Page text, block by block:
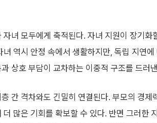
녀 모두에게 축적된다. 자녀 지원이 장기화
녀 역시 안정 속에서 생활하지만, 독립 지연
상호 부담이 교차하는 이중적 구조를 드러
간 격차와도 긴밀히 연결된다. 부모의 경
더 많은 기회를 확보할 수 있다. 반면 그러한